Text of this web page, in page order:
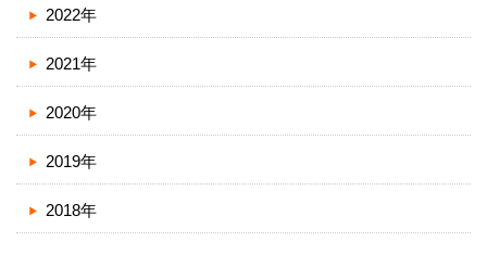
2022年
2021年
2020年
2019年
2018年